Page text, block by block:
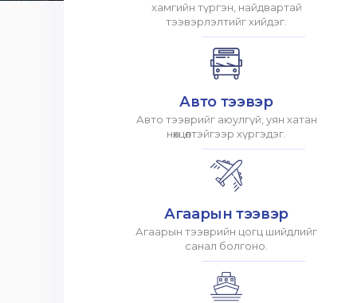
хамгийн түргэн, найдвартай
тээвэрлэлтийг хийдэг.
Авто тээвэр
Авто тээврийг аюулгүй, уян хатан
нөхцөлтэйгээр хүргэдэг.
Агаарын тээвэр
Агаарын тээврийн цогц шийдлийг
санал болгоно.